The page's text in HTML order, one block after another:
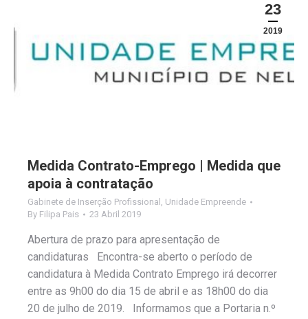
23
2019
Medida Contrato-Emprego | Medida que
apoia à contratação
Gabinete de Inserção Profissional
Unidade Empreende
By Filipa Pais 23 Abril 2019
Abertura de prazo para apresentação de
candidaturas Encontra-se aberto o período de
candidatura à Medida Contrato Emprego irá decorrer
entre as 9h00 do dia 15 de abril e as 18h00 do dia
20 de julho de 2019. Informamos que a Portaria n.º